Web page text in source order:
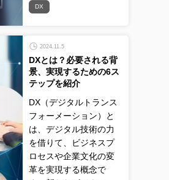
DX
2024.11.5
DXとは？必要される背
景、実現するための6ス
テップを紹介
DX（デジタルトランス
フォーメーション）と
は、デジタル技術の力
を借りて、ビジネスプ
ロセスや企業文化の変
革を実現する概念で